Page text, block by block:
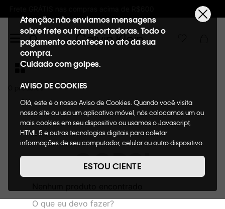
Ganhe 10% de GIFTBACK
Atenção: não enviamos mensagens
sobre frete ou transportadoras. Todo o
pagamento acontece no ato da sua
compra.
Cuidado com golpes.
AVISO DE COOKIES
Olá, este é o nosso Aviso de Cookies. Quando você visita
nosso site ou usa um aplicativo móvel, nós colocamos um ou
mais cookies em seu dispositivo ou usamos o Javascript,
HTML 5 e outras tecnologias digitais para coletar
informações de seu computador, celular ou outro dispositivo.
de cookies, informaremos quais cookies usaremos e quais
suas funções. A forma como processamos os dados
nosso Aviso de Privacidade. Quando você visita nosso site,
consideraremos isso como sua solicitação específica para
ESTOU CIENTE
OOPS!
O que eu devo fazer?